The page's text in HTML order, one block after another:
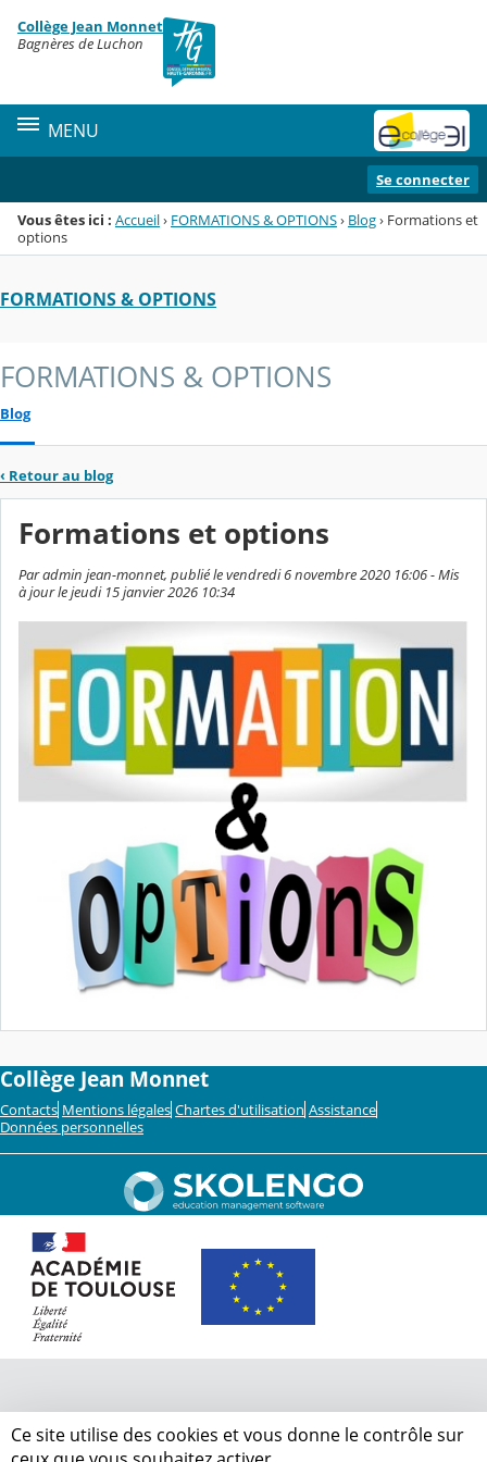
Menu de la rubrique
Contenu
Collège Jean Monnet
Bagnères de Luchon
MENU
Se connecter
Vous êtes ici : Accueil› FORMATIONS & OPTIONS› Blog› Formations et
options
FORMATIONS & OPTIONS
FORMATIONS & OPTIONS
Blog
‹ Retour au blog
Formations et options
Par admin jean-monnet, publié le vendredi 6 novembre 2020 16:06 - Mis
à jour le jeudi 15 janvier 2026 10:34
Collège Jean Monnet
Contacts Mentions légales Chartes d'utilisation Assistance
Données personnelles
Ce site utilise des cookies et vous donne le contrôle sur